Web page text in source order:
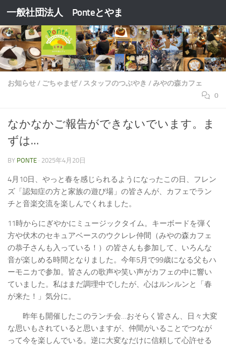
コンテンツへスキップ
一般社団法人 Ponteとやま
お知らせ/ ごちゃまぜ/ スタッフのつぶやき /みやの森カフェ
0
なかなかご報告ができないでいます。ま
ずは…
BY PONTE · 2025年4月20日
4月10日、やっと春を感じられるようになったこの日、フレン
ズ「認知症の方と家族の遊び場」の皆さんが、カフェでラン
チと音楽交流を楽しんでくれました。
11時からにぎやかにミュージックタイム。キーボードを弾く
方や伏木のセキュアベースのウクレレ仲間（みやの森カフェ
の恭子さんも入っている！）の皆さんも参加して、いろんな
音が楽しめる時間となりました。今年5月で99歳になる父もハ
ーモニカで参加。皆さんの歌声や笑い声がカフェの中に響い
ていました。私はまだ調理中でしたが、心はルンルンと「春
が来た！」気分に。
昨年も開催したこのランチ会…おそらく皆さん、日々大変
な思いもされていると思いますが、仲間がいることでつなが
って今を楽しんでいる。逆に大変なだけに信頼して心許せる